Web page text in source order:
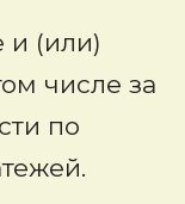
(или)
числе за
по